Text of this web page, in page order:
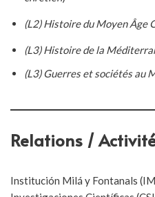
(L2) Histoire du Moyen Âge
(L3) Histoire de la
(L3) Guerres et sociétés au
Relations /
Institución Milá y Fontanals